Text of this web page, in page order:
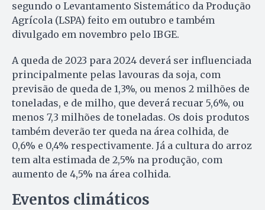
segundo o Levantamento Sistemático da Produção
Agrícola (LSPA) feito em outubro e também
divulgado em novembro pelo IBGE.
A queda de 2023 para 2024 deverá ser influenciada
principalmente pelas lavouras da soja, com
previsão de queda de 1,3%, ou menos 2 milhões de
toneladas, e de milho, que deverá recuar 5,6%, ou
menos 7,3 milhões de toneladas. Os dois produtos
também deverão ter queda na área colhida, de
0,6% e 0,4% respectivamente. Já a cultura do arroz
tem alta estimada de 2,5% na produção, com
aumento de 4,5% na área colhida.
Eventos climáticos